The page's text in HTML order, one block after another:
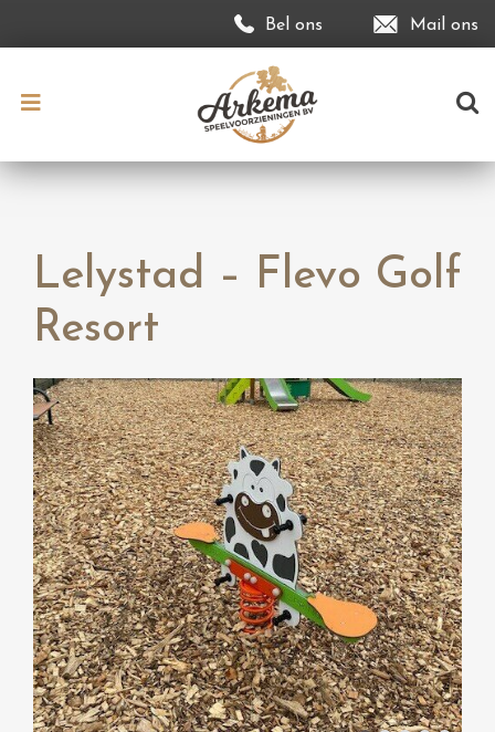
Bel ons Mail ons
Lelystad – Flevo Golf
Resort